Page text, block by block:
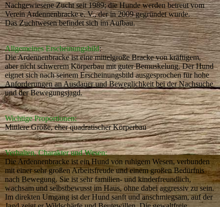
Nachgewiesene Zucht seit 1989; die Hunde werden betreut vom
Verein Ardennenbracke e. V., der in 2009 gegründet wurde.
Das Zuchtwesen befindet sich im Aufbau.
Allgemeines Erscheinungsbild:
Die Ardennenbracke ist eine mittelgroße Bracke von kräftigem,
aber nicht schwerem Körperbau mit guter Bemuskelung. Der Hund
eignet sich nach seinem Erscheinungsbild ausgesprochen für hohe
Anforderungen an Ausdauer und Beweglichkeit bei der Nachsuche
und der Bewegungsjagd.
Wichtige Proportionen:
Mittlere Größe, eher quadratischer Körperbau
Verhalten, Charakter und Wesen:
Die Ardennenbracke ist ein Hund von ruhigem Wesen, verbunden
mit einer sehr großen Arbeitsfreude und einem großen Bedürfnis
nach Bewegung. Sie ist sehr familien- und kinderfreundlich,
wachsam und selbstbewusst im Haus, ohne dabei aggressiv zu sein.
Im direkten Umgang ist der Hund sanft und anschmiegsam, auf der